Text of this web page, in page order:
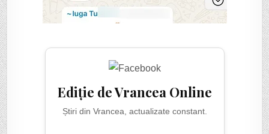
Ediție de Vrancea Online
Știri din Vrancea, actualizate constant.